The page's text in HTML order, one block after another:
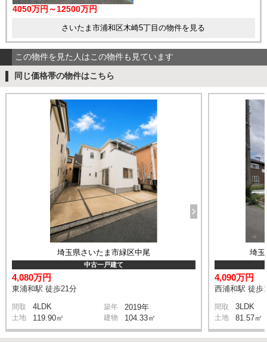
4050万円～12500万円
さいたま市浦和区木崎5丁目の物件を見る
この物件を見た人はこの物件も見ています
同じ価格帯の物件はこちら
埼玉県さいたま市緑区中尾
中古一戸建て
4,080万円
東浦和駅 徒歩21分
間取 4LDK 築年 2019年
土地 119.90㎡ 建物 104.33㎡
埼玉
4,090万円
西浦和駅 徒歩
間取 3LDK
土地 81.57㎡